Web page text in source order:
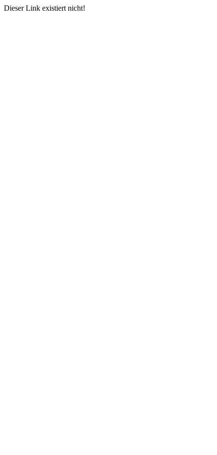
Dieser Link existiert nicht!